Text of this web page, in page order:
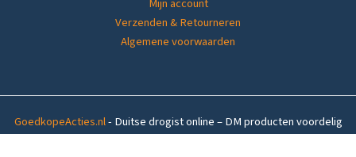
Mijn account
Verzenden & Retourneren
Algemene voorwaarden
GoedkopeActies.nl- Duitse drogist online – DM producten voordelig